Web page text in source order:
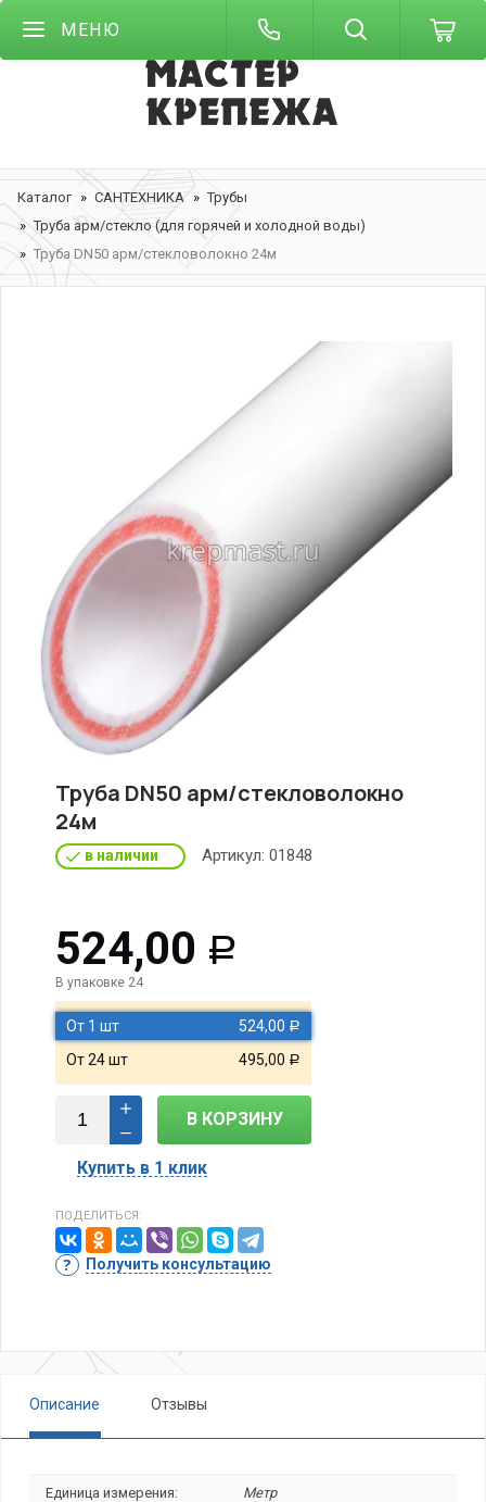
МЕНЮ
Каталог САНТЕХНИКА
Трубы
Труба арм/стекло (для горячей и холодной воды)
Труба DN50 арм/стекловолокно 24м
Труба DN50 арм/стекловолокно
24м
в наличии Артикул: 01848
524,00 Р
В упаковке 24
От 1 шт 524,00 Р
От 24 шт 495,00 Р
В КОРЗИНУ
Купить в 1 клик
ПОДЕЛИТЬСЯ:
Получить консультацию
Описание Отзывы
Единица измерения: Метр